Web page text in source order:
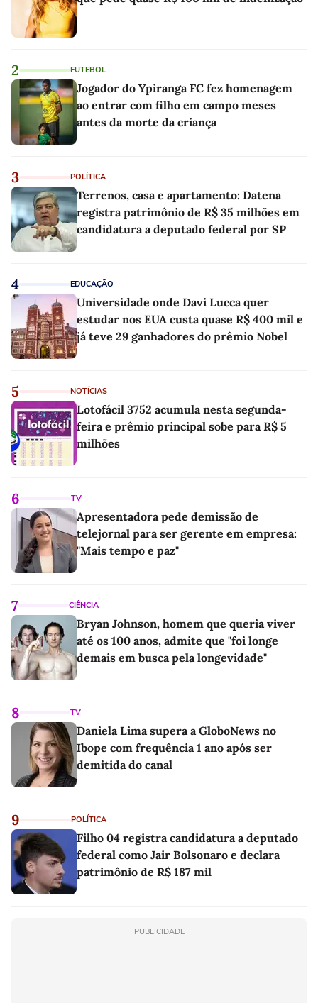
2 FUTEBOL
Jogador do Ypiranga FC fez homenagem
ao entrar com filho em campo meses
antes da morte da criança
3 POLÍTICA
Terrenos, casa e apartamento: Datena
registra patrimônio de R$ 35 milhões em
candidatura a deputado federal por SP
4 EDUCAÇÃO
Universidade onde Davi Lucca quer
estudar nos EUA custa quase R$ 400 mil e
já teve 29 ganhadores do prêmio Nobel
5 NOTÍCIAS
Lotofácil 3752 acumula nesta segunda-
feira e prêmio principal sobe para R$ 5
milhões
6 TV
Apresentadora pede demissão de
telejornal para ser gerente em empresa:
"Mais tempo e paz"
7 CIÊNCIA
Bryan Johnson, homem que queria viver
até os 100 anos, admite que "foi longe
demais em busca pela longevidade"
8 TV
Daniela Lima supera a GloboNews no
Ibope com frequência 1 ano após ser
demitida do canal
9 POLÍTICA
Filho 04 registra candidatura a deputado
federal como Jair Bolsonaro e declara
patrimônio de R$ 187 mil
PUBLICIDADE